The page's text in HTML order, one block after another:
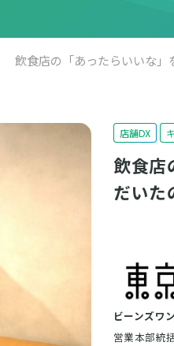
飲食店の「あったらいいな」
店舗DX
飲食店
だいた
ビーンズワ
営業本部統